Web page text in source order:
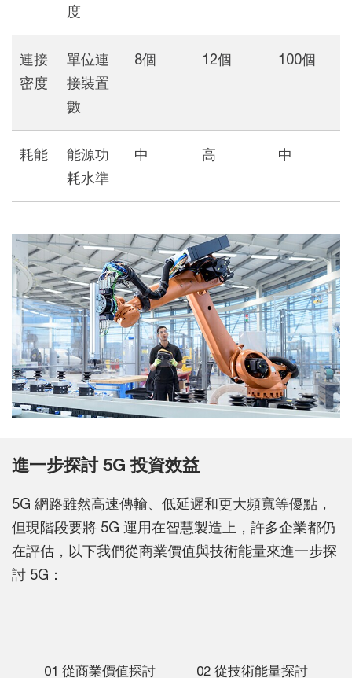
度
連接
密度
單位連
接裝置
數
8個 12個 100個
耗能
能源功
耗水準
中 高 中
進一步探討 5G 投資效益
5G 網路雖然高速傳輸、低延遲和更大頻寬等優點，
但現階段要將 5G 運用在智慧製造上，許多企業都仍
在評估，以下我們從商業價值與技術能量來進一步探
討 5G：
01 從商業價值探討 02 從技術能量探討